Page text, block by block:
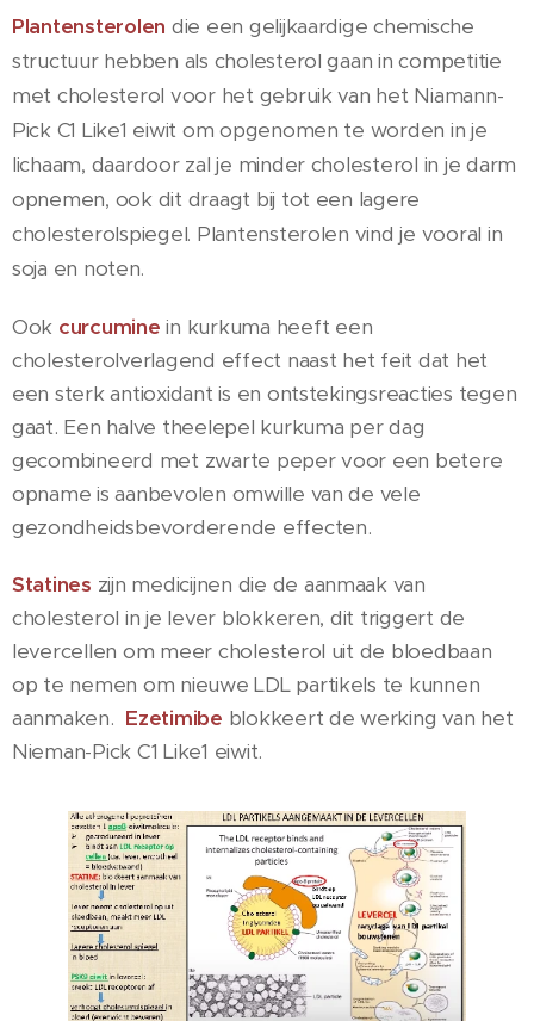
Plantensterolen die een gelijkaardige chemische
structuur hebben als cholesterol gaan in competitie
met cholesterol voor het gebruik van het Niamann-
Pick C1 Like1 eiwit om opgenomen te worden in je
lichaam, daardoor zal je minder cholesterol in je darm
opnemen, ook dit draagt bij tot een lagere
cholesterolspiegel. Plantensterolen vind je vooral in
soja en noten.
Ook curcumine in kurkuma heeft een
cholesterolverlagend effect naast het feit dat het
een sterk antioxidant is en ontstekingsreacties tegen
gaat. Een halve theelepel kurkuma per dag
gecombineerd met zwarte peper voor een betere
opname is aanbevolen omwille van de vele
gezondheidsbevorderende effecten.
Statines zijn medicijnen die de aanmaak van
cholesterol in je lever blokkeren, dit triggert de
levercellen om meer cholesterol uit de bloedbaan
op te nemen om nieuwe LDL partikels te kunnen
aanmaken. Ezetimibe blokkeert de werking van het
Nieman-Pick C1 Like1 eiwit.